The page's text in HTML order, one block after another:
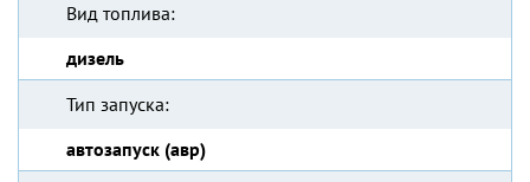
Вид топлива:
дизель
Тип запуска:
автозапуск (авр)